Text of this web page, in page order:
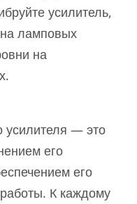
усилитель,
ламповых
на
усилителя — это
его
его
К каждому